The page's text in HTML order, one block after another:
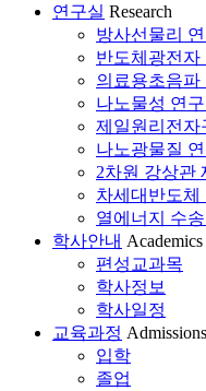
연구실 Research
방사선물리
반도체광전자
의료용초음파
나노물성 연
제일원리전자
나노광물질
2차원 강상관
차세대반도체
열에너지 수
학사안내 Academics
편성교과목
학사정보
학사일정
교육과정 Admissions
입학
졸업